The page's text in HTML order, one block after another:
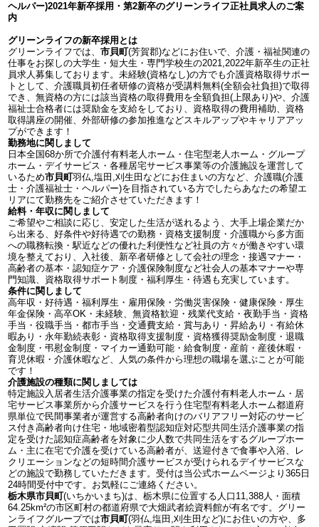
ヘルパー)2021年新卒採用・第2新卒のグリーンライフ正社員求人のご案
内
グリーンライフの新卒採用とは
グリーンライフでは、市貝町(芳賀郡)などにお住いで、介護・福祉関連の
仕事をお探しの大学生・短大生・専門学校生の2021,2022年新卒生の正社
員求人募集しております。未経験(資格なし)の方でも介護資格取得サポー
トとして、介護職員初任者研修の資格が受講料無料(全額会社負担)で取得
でき、無資格の方には該当資格の取得費用を全額負担(上限あり)や、介護
福祉士合格者には奨励金を支給をしており、資格取得の費用補助、資格
取得講座の開催、外部研修の参加推進などスキルアップやキャリアアッ
プができます！
勤務地に関しまして
日本全国68か所で介護付有料老人ホーム・住宅型老人ホーム・グループ
ホーム・デイサービス・各種居宅サービス事業等の介護施設を運営して
いるため市貝町羽仏,塩田,刈生田などにお住まいの方など、介護職(介護
士・介護福祉士・ヘルパー)を目指されている方でしたらあなたの希望エ
リアにて勤務先をご紹介させていただきます！
給料・年収に関しまして
ご希望やご相談に応じ、安定した生活が送れるよう、大手上場企業だか
ら出来る、好条件や好待遇での勤務・資格支援制度・介護職から多方面
への職務転換・駅近などの優れた利便性など社員の方々が働きやすい環
境を整えており、入社後、新卒者研修として会社の理念・接遇マナー・
高齢者の基本・認知症ケア・介護保険制度など社会人の基本マナーや専
門知識、資格取得サポート制度・福利厚生・待遇も充実しています。
条件に関しまして
高年収・好待遇・福利厚生・雇用保険・労働災害保険・健康保険・厚生
年金保険・高卒OK・未経験、無資格歓迎・残業代支給・夜勤手当・資格
手当・役職手当・都市手当・交通費支給・賞与あり・昇給あり・有給休
暇あり・永年勤続表彰・資格取得支援制度・資格獲得奨励金制度・退職
金制度・弔慰金制度・マイカー通勤可能・給食制度・産前・産後休暇・
育児休暇・介護休暇など、人気の条件から理想の職場を選ぶことが可能
です！
介護施設の種類に関しましては
特定施設入居者生活介護事業の指定を受けた介護付有料老人ホーム・居
宅サービス事業所から介護サービスを行う住宅型有料老人ホーム都道府
県単位で民間事業者が運営する高齢者向けのバリアフリー対応のサービ
ス付き高齢者向け住宅・地域密着型認知症対応型共同生活介護事業の指
定を受けた認知症高齢者を対象に少人数で共同生活をするグループホー
ム・主に在宅で介護を受けている高齢者が、送迎付きで食事や入浴、レ
クリエーションなどの短時間介護サービスが受けられるデイサービスな
どの施設で勤務していただきます。受付は当公式ホームページより365日
24時間受付中です。お気軽にご連絡ください。
栃木県市貝町(いちかいまち)は、栃木県に位置する人口11,388人・面積
64.25km²の市区町村の都道府県で大畑武者絵資料館が有名です。グリー
ンライフグループでは市貝町(羽仏,塩田,刈生田など)にお住いの方や、多